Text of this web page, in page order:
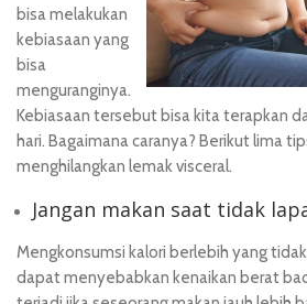
bisa melakukan
kebiasaan yang
bisa
menguranginya.
Kebiasaan tersebut bisa kita terapkan
hari. Bagaimana caranya? Berikut lima
menghilangkan lemak visceral.
Jangan makan saat tidak
Mengkonsumsi kalori berlebih yang
dapat menyebabkan kenaikan berat